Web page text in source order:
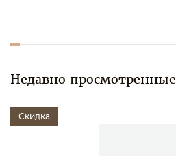
Недавно просмотренные
Скидка